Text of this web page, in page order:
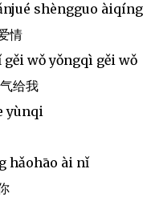
shèngguo àiqíng
情
wǒ yǒngqì gěi wǒ
给我
yùnqi
hǎohāo ài nǐ